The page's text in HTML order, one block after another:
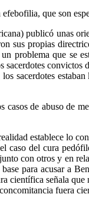
que son
publicó unas
sus propias
problema que se
convictos
sacerdotes
de abuso de
establece lo
caso del cura
con otros y en
para acusar a
señala
fuera